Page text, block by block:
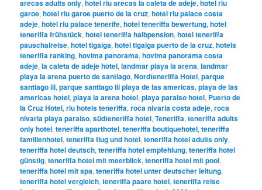
arecas adults only,hotel riu arecas la caleta de adeje,hotel riu
garoe,hotel riu garoe puerto de la cruz,hotel riu palace costa
adeje,hotel riu palace tenerife,hotel teneriffa bewertung,hotel
teneriffa frühstück,hotel teneriffa halbpension,hotel teneriffa
pauschalreise,hotel tigaiga,hotel tigaiga puerto de la cruz,hotels
teneriffa ranking,hovima panorama,hovima panorama costa
adeje,la caleta de adeje hotel,landmar playa la arena,landmar
playa la arena puerto de santiago,Nordteneriffa Hotel,parque
santiago iii,parque santiago iii playa de las americas,playa de las
americas hotel,playa la arena hotel,playa paraiso hotel, Puerto de
la Cruz Hotel,riu hotels teneriffa,roca nivaria costa adeje,roca
nivaria playa paraiso,südteneriffa hotel,Teneriffa,teneriffa adults
only hotel,teneriffa aparthotel,teneriffa boutiquehotel,teneriffa
familienhotel,teneriffa flug und hotel,teneriffa hotel adults only,
teneriffa hotel deutsch,teneriffa hotel empfehlung,teneriffa hotel
günstig,teneriffa hotel mit meerblick,teneriffa hotel mit pool,
teneriffa hotel mit spa,teneriffa hotel unter deutscher leitung,
teneriffa hotel vergleich,teneriffa paare hotel,teneriffa reise